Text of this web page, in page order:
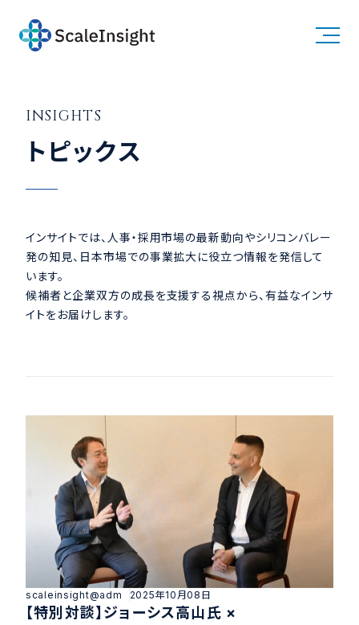
Candidates
Clients
About
Company
INSIGHTS
トピックス
インサイトでは、人事・採用市場の最新動向やシリコンバレー
発の知見、日本市場での事業拡大に役立つ情報を発信して
います。
候補者と企業双方の成長を支援する視点から、有益なインサ
イトをお届けします。
scaleinsight@adm 2025年10月08日
【特別対談】ジョーシス高山氏 ×